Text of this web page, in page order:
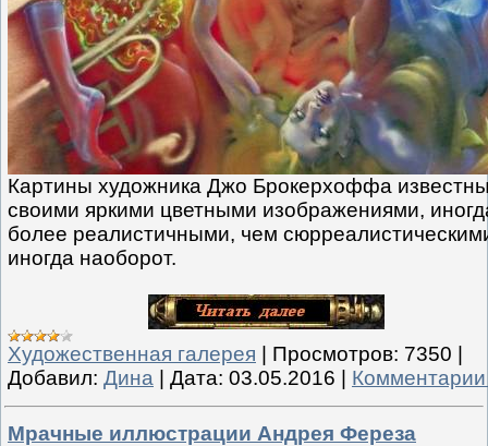
Картины художника Джо Брокерхоффа
своими яркими цветными изображениями,
более реалистичными, чем
иногда наоборот.
Художественная галерея Просмотров: 7350
Добавил: Дина Дата: 03.05.2016
Мрачные иллюстрации Андрея Фереза